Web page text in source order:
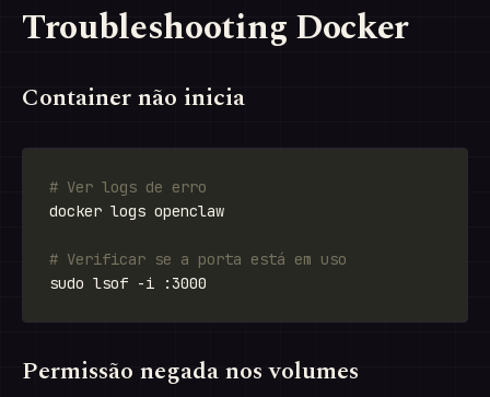
Troubleshooting Docker
Container não inicia
# Ver logs de erro
# Verificar se a porta está em uso
Permissão negada nos volumes